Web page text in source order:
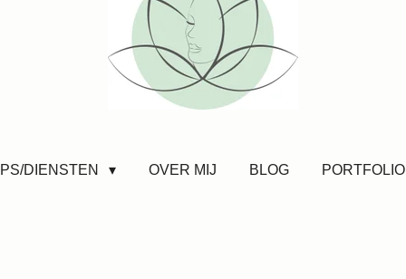
DIENSTEN OVER MIJ BLOG PORTFOLIO